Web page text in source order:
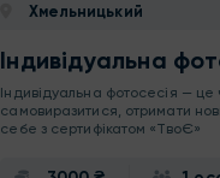
Хмельницький
Індивідуальна
Індивідуальна фотосесія — це
самовиразитися, отримати
себе з сертифікатом «ТвоЄ»